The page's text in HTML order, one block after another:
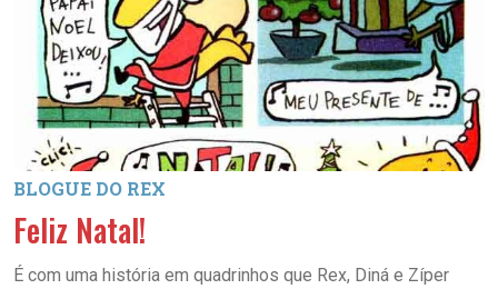
BLOGUE DO REX
Feliz Natal!
É com uma história em quadrinhos que Rex, Diná e Zíper